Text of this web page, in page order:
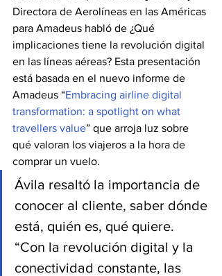
Directora de Aerolíneas en las Américas
para Amadeus habló de ¿Qué
implicaciones tiene la revolución digital
en las líneas aéreas? Esta presentación
está basada en el nuevo informe de
Amadeus “Embracing airline digital
transformation: a spotlight on what
travellers value” que arroja luz sobre
qué valoran los viajeros a la hora de
comprar un vuelo.
Ávila resaltó la importancia de
conocer al cliente, saber dónde
está, quién es, qué quiere.
“Con la revolución digital y la
conectividad constante, las